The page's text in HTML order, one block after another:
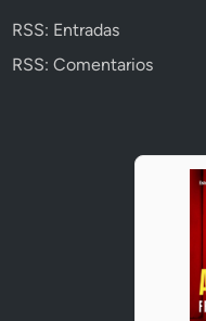
RSS: Entradas
RSS: Comentarios